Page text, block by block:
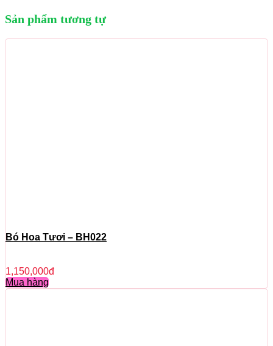
Sản phẩm tương tự
Bó Hoa Tươi – BH022
1,150,000đ
Mua hàng